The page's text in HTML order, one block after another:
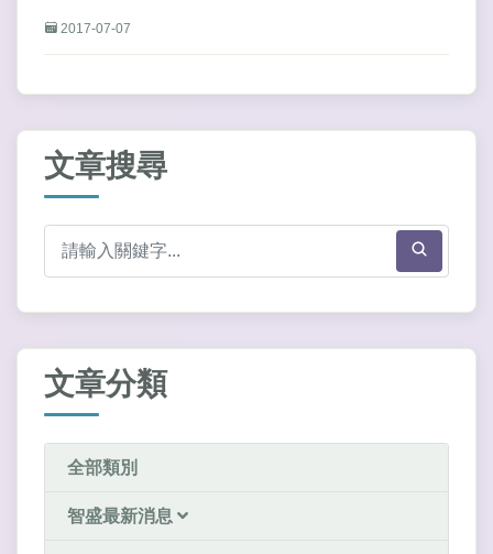
2017-07-07
文章搜尋
文章分類
全部類別
智盛最新消息